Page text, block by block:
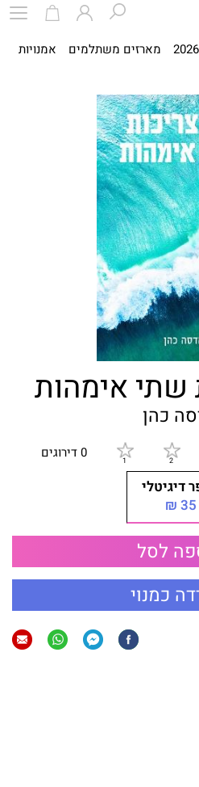
מארזים משתלמים אמנויות
שתי אימהות
כהן
0 דירוגים
דיגיטלי
35 ₪
לסל
כמנוי